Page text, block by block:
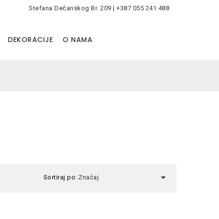
Stefana Dečanskog Br. 209 | +387 055 241 488
DEKORACIJE O NAMA
Sortiraj po: Značaj 